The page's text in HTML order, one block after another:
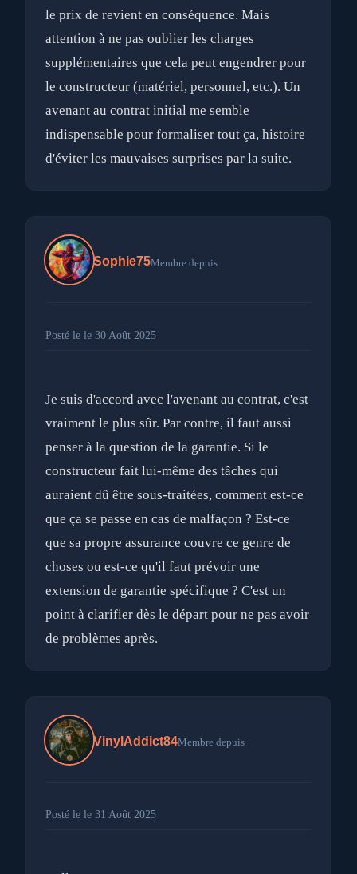
le prix de revient en conséquence. Mais
attention à ne pas oublier les charges
supplémentaires que cela peut engendrer pour
le constructeur (matériel, personnel, etc.). Un
avenant au contrat initial me semble
indispensable pour formaliser tout ça, histoire
Sophie75Membre depuis
Posté le le 30 Août 2025
Je suis d'accord avec l'avenant au contrat, c'est
vraiment le plus sûr. Par contre, il faut aussi
penser à la question de la garantie. Si le
constructeur fait lui-même des tâches qui
auraient dû être sous-traitées, comment est-ce
que ça se passe en cas de malfaçon ? Est-ce
que sa propre assurance couvre ce genre de
choses ou est-ce qu'il faut prévoir une
extension de garantie spécifique ? C'est un
point à clarifier dès le départ pour ne pas avoir
VinylAddict84Membre depuis
Posté le le 31 Août 2025